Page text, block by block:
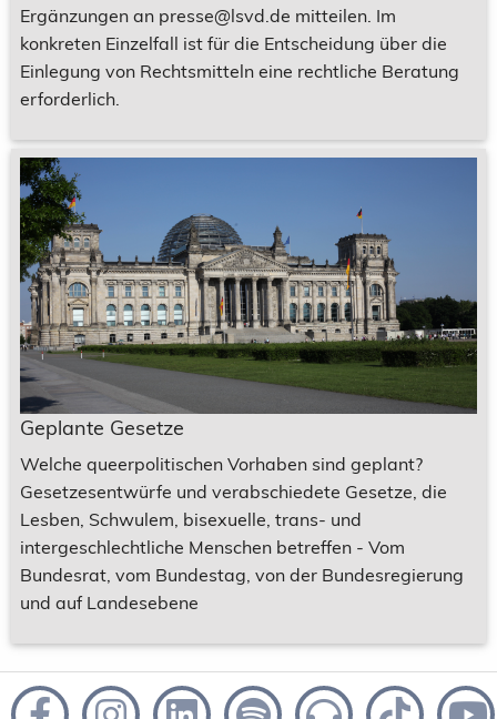
Ergänzungen an presse@lsvd.de mitteilen. Im
konkreten Einzelfall ist für die Entscheidung über die
Einlegung von Rechtsmitteln eine rechtliche Beratung
erforderlich.
Geplante Gesetze
Welche queerpolitischen Vorhaben sind geplant?
Gesetzesentwürfe und verabschiedete Gesetze, die
Lesben, Schwulem, bisexuelle, trans- und
intergeschlechtliche Menschen betreffen - Vom
Bundesrat, vom Bundestag, von der Bundesregierung
und auf Landesebene